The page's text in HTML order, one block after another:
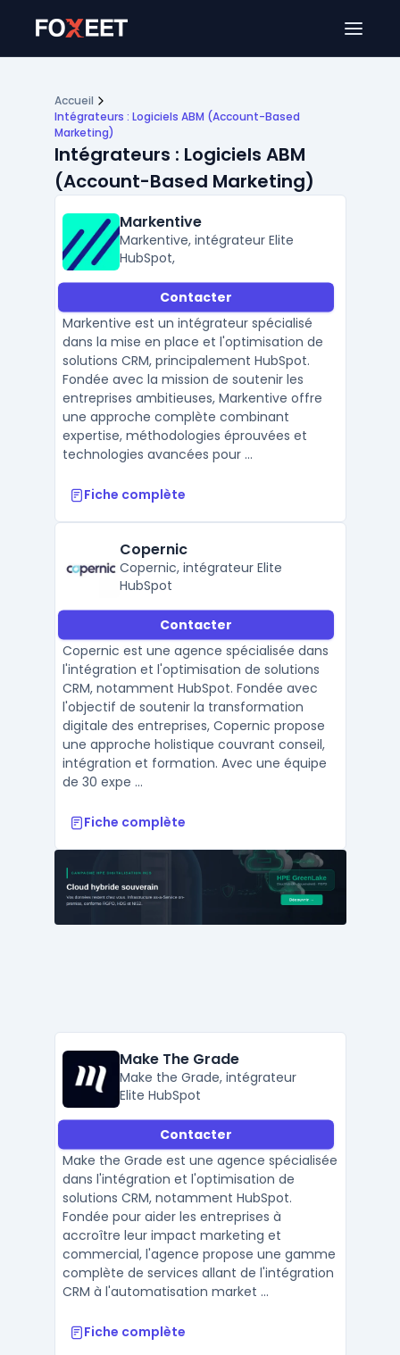
Accueil
Intégrateurs : Logiciels ABM (Account-Based
Marketing)
Intégrateurs : Logiciels ABM
(Account-Based Marketing)
Markentive
Markentive, intégrateur Elite
HubSpot,
Contacter
Markentive est un intégrateur spécialisé
dans la mise en place et l'optimisation de
solutions CRM, principalement HubSpot.
Fondée avec la mission de soutenir les
entreprises ambitieuses, Markentive offre
une approche complète combinant
expertise, méthodologies éprouvées et
technologies avancées pour ...
Fiche complète
Copernic
Copernic, intégrateur Elite
HubSpot
Contacter
Copernic est une agence spécialisée dans
l'intégration et l'optimisation de solutions
CRM, notamment HubSpot. Fondée avec
l'objectif de soutenir la transformation
digitale des entreprises, Copernic propose
une approche holistique couvrant conseil,
intégration et formation. Avec une équipe
de 30 expe ...
Fiche complète
Make The Grade
Make the Grade, intégrateur
Elite HubSpot
Contacter
Make the Grade est une agence spécialisée
dans l'intégration et l'optimisation de
solutions CRM, notamment HubSpot.
Fondée pour aider les entreprises à
accroître leur impact marketing et
commercial, l'agence propose une gamme
complète de services allant de l'intégration
CRM à l'automatisation market ...
Fiche complète